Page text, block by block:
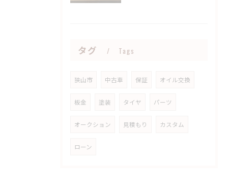
タグ Tags
狭山市 中古車 保証 オイル交換
板金 塗装 タイヤ パーツ
オークション 見積もり カスタム
ローン